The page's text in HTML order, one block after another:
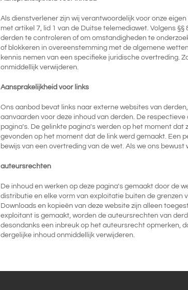
Als dienstverlener zijn wij verantwoordelijk voor onze
met artikel 7, lid 1 van de Duitse telemediawet. Volgens
derden te controleren of om omstandigheden te
of blokkeren in overeenstemming met de algemene
kennis nemen van een specifieke juridische overtreding.
onmiddellijk verwijderen.
Aansprakelijkheid voor links
Ons aanbod bevat links naar externe websites van
aanvaarden voor deze inhoud van derden. De
pagina's. De gelinkte pagina's werden op het moment
gevonden op het moment dat de link werd gemaakt. Een
bewijs van een overtreding van de wet. Als we ons
auteursrechten
De inhoud en werken op deze pagina's gemaakt door de
distributie en elke vorm van exploitatie buiten de
Downloads en kopieën van deze website zijn alleen
exploitant is gemaakt, worden de auteursrechten van
desondanks een inbreuk op het auteursrecht opmerken,
dergelijke inhoud onmiddellijk verwijderen.